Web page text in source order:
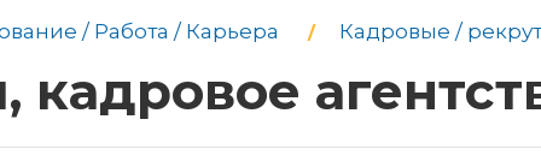
/ Работа / Карьера Кадровые /